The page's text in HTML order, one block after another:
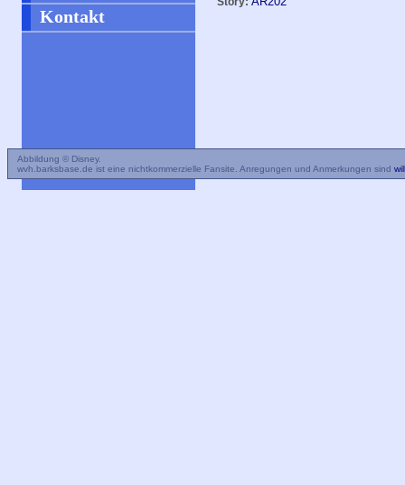
Kontakt
Abbildung © Disney.
wvh.barksbase.de ist eine nichtkommerzielle Fansite. Anregungen und Anmerkungen sind